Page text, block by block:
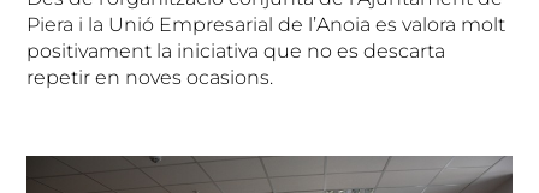
Piera i la Unió Empresarial de l’Anoia es valora molt
positivament la iniciativa que no es descarta
repetir en noves ocasions.